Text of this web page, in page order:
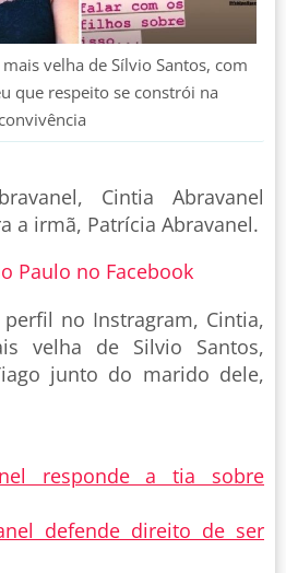
velha de Sílvio Santos, com
que respeito se constrói na
convivência
Cintia Abravanel
a irmã, Patrícia Abravanel.
Paulo no Facebook
no Instragram, Cintia,
velha de Silvio Santos,
junto do marido dele,
responde a tia sobre
defende direito de ser